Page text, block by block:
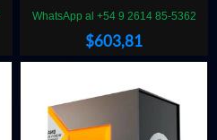
SHADOW 2X PLUS
$603,81
WhatsApp al +54 9 2614 85-5362